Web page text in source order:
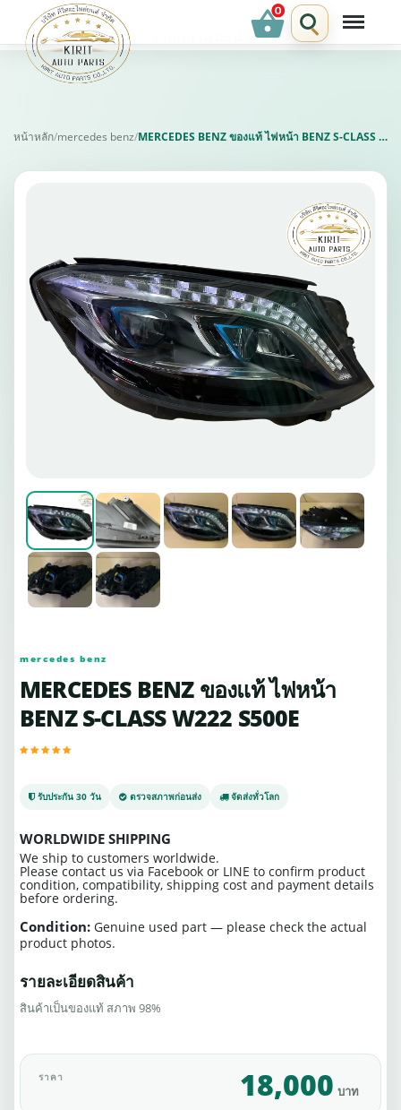
shopping_basket
หน้าหลัก/mercedes benz/ MERCEDES BENZ ของแท้ ไฟหน้า BENZ S-CLASS W222 S500E
mercedes benz
MERCEDES BENZ ของแท้ ไฟหน้า
BENZ S-CLASS W222 S500E
รับประกัน 30 วัน ตรวจสภาพก่อนส่ง จัดส่งทั่วโลก
WORLDWIDE SHIPPING
We ship to customers worldwide.
Please contact us via Facebook or LINE to confirm product
condition, compatibility, shipping cost and payment details
before ordering.
Condition: Genuine used part — please check the actual
product photos.
รายละเอียดสินค้า
สินค้าเป็นของแท้ สภาพ 98%
ราคา 18,000 บาท